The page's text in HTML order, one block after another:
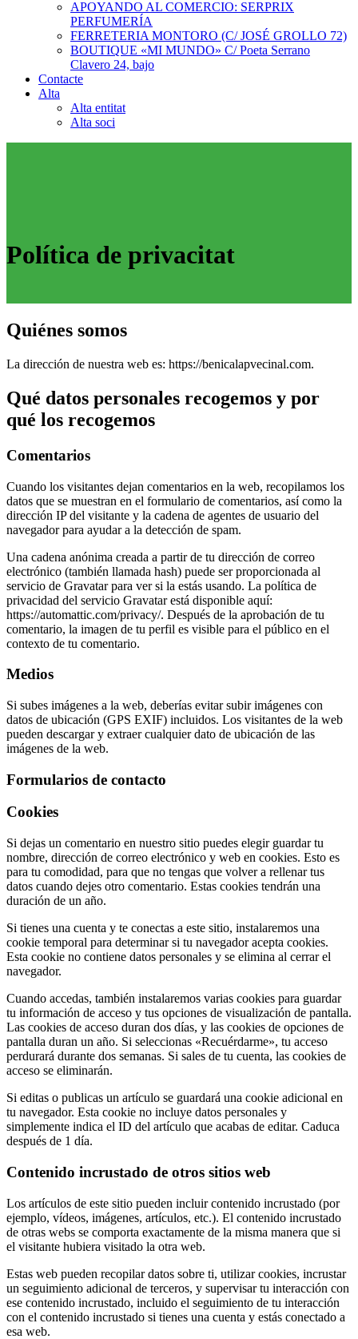
APOYANDO AL COMERCIO: SERPRIX
PERFUMERÍA
FERRETERIA MONTORO (C/ JOSÉ GROLLO 72)
BOUTIQUE «MI MUNDO» C/ Poeta Serrano
Clavero 24, bajo
Contacte
Alta
Alta entitat
Alta soci
Política de privacitat
Quiénes somos
La dirección de nuestra web es: https://benicalapvecinal.com.
Qué datos personales recogemos y por
qué los recogemos
Comentarios
Cuando los visitantes dejan comentarios en la web, recopilamos los
datos que se muestran en el formulario de comentarios, así como la
dirección IP del visitante y la cadena de agentes de usuario del
navegador para ayudar a la detección de spam.
Una cadena anónima creada a partir de tu dirección de correo
electrónico (también llamada hash) puede ser proporcionada al
servicio de Gravatar para ver si la estás usando. La política de
privacidad del servicio Gravatar está disponible aquí:
https://automattic.com/privacy/. Después de la aprobación de tu
comentario, la imagen de tu perfil es visible para el público en el
contexto de tu comentario.
Medios
Si subes imágenes a la web, deberías evitar subir imágenes con
datos de ubicación (GPS EXIF) incluidos. Los visitantes de la web
pueden descargar y extraer cualquier dato de ubicación de las
imágenes de la web.
Formularios de contacto
Cookies
Si dejas un comentario en nuestro sitio puedes elegir guardar tu
nombre, dirección de correo electrónico y web en cookies. Esto es
para tu comodidad, para que no tengas que volver a rellenar tus
datos cuando dejes otro comentario. Estas cookies tendrán una
duración de un año.
Si tienes una cuenta y te conectas a este sitio, instalaremos una
cookie temporal para determinar si tu navegador acepta cookies.
Esta cookie no contiene datos personales y se elimina al cerrar el
navegador.
Cuando accedas, también instalaremos varias cookies para guardar
tu información de acceso y tus opciones de visualización de pantalla.
Las cookies de acceso duran dos días, y las cookies de opciones de
pantalla duran un año. Si seleccionas «Recuérdarme», tu acceso
perdurará durante dos semanas. Si sales de tu cuenta, las cookies de
acceso se eliminarán.
Si editas o publicas un artículo se guardará una cookie adicional en
tu navegador. Esta cookie no incluye datos personales y
simplemente indica el ID del artículo que acabas de editar. Caduca
después de 1 día.
Contenido incrustado de otros sitios web
Los artículos de este sitio pueden incluir contenido incrustado (por
ejemplo, vídeos, imágenes, artículos, etc.). El contenido incrustado
de otras webs se comporta exactamente de la misma manera que si
el visitante hubiera visitado la otra web.
Estas web pueden recopilar datos sobre ti, utilizar cookies, incrustar
un seguimiento adicional de terceros, y supervisar tu interacción con
ese contenido incrustado, incluido el seguimiento de tu interacción
con el contenido incrustado si tienes una cuenta y estás conectado a
esa web.